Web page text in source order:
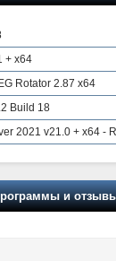
+ x64
Rotator 2.87 x64
Build 18
2021 v21.0 + x64 -
и отзывы